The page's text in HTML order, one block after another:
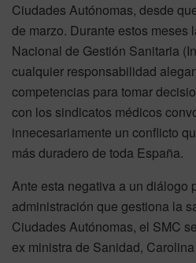
Ciudades Autónomas, desde
de marzo. Durante estos meses
Nacional de Gestión Sanitaria
cualquier responsabilidad
competencias para tomar
con los sindicatos médicos
innecesariamente un conflicto
más duradero de toda España.
Ante esta negativa a un diálogo
administración que gestiona la
Ciudades Autónomas, el SMC
ex ministra de Sanidad,